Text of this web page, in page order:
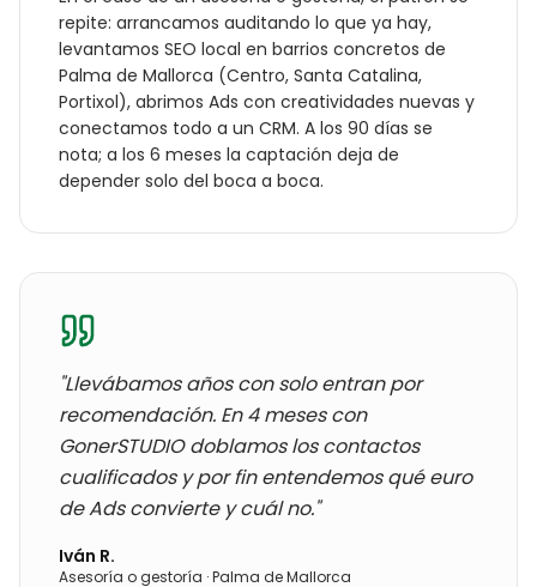
repite: arrancamos auditando lo que ya hay,
levantamos SEO local en barrios concretos de
Palma de Mallorca (Centro, Santa Catalina,
Portixol), abrimos Ads con creatividades nuevas y
conectamos todo a un CRM. A los 90 días se
nota; a los 6 meses la captación deja de
depender solo del boca a boca.
"Llevábamos años consolo entran por
recomendación. En 4 meses con
GonerSTUDIO doblamos los contactos
cualificados y por fin entendemos qué euro
de Ads convierte y cuál no."
Iván R.
Asesoría o gestoría ·Palma de Mallorca